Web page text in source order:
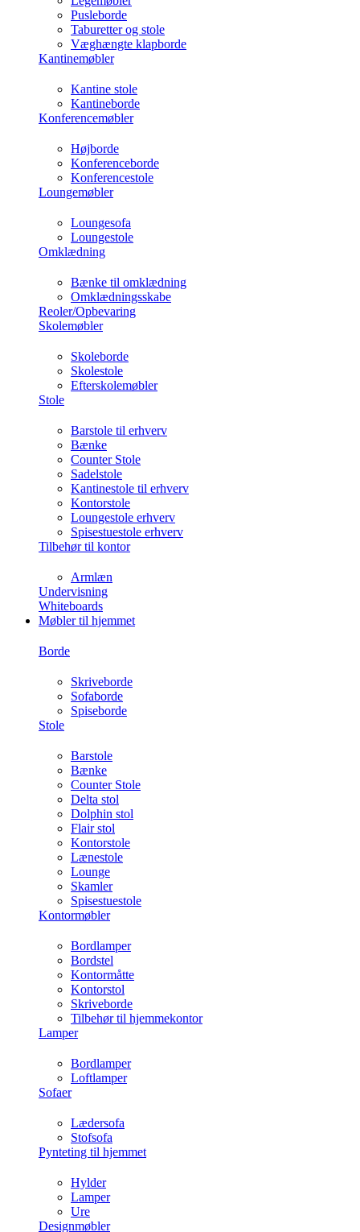
Pusleborde
Taburetter og stole
Væghængte klapborde
Kantinemøbler
Kantine stole
Kantineborde
Konferencemøbler
Højborde
Konferenceborde
Konferencestole
Loungemøbler
Loungesofa
Loungestole
Omklædning
Bænke til omklædning
Omklædningsskabe
Reoler/Opbevaring
Skolemøbler
Skoleborde
Skolestole
Efterskolemøbler
Stole
Barstole til erhverv
Bænke
Counter Stole
Sadelstole
Kantinestole til erhverv
Kontorstole
Loungestole erhverv
Spisestuestole erhverv
Tilbehør til kontor
Armlæn
Undervisning
Whiteboards
Møbler til hjemmet
Borde
Skriveborde
Sofaborde
Spiseborde
Stole
Barstole
Bænke
Counter Stole
Delta stol
Dolphin stol
Flair stol
Kontorstole
Lænestole
Lounge
Skamler
Spisestuestole
Kontormøbler
Bordlamper
Bordstel
Kontormåtte
Kontorstol
Skriveborde
Tilbehør til hjemmekontor
Lamper
Bordlamper
Loftlamper
Sofaer
Lædersofa
Stofsofa
Pynteting til hjemmet
Hylder
Lamper
Ure
Designmøbler